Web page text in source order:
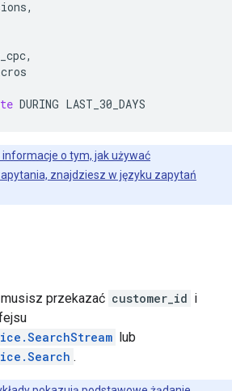
,
,
DURING LAST_30_DAYS
informacje o tym, jak używać
znajdziesz w języku zapytań
musisz przekazać customer_id i
lub
.